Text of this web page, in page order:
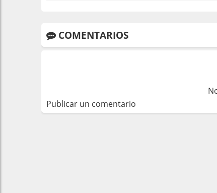
COMENTARIOS
Publicar un comentario